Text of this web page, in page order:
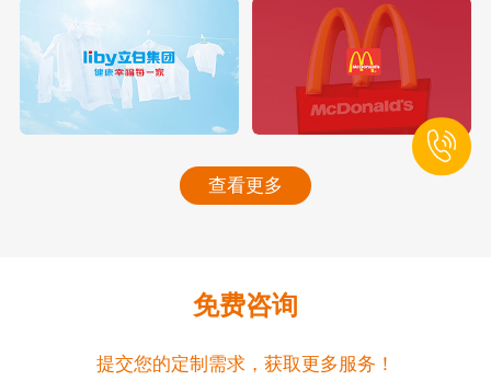
查看更多
免费咨询
提交您的定制需求，获取更多服务！